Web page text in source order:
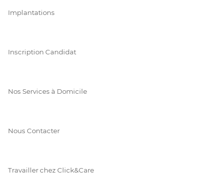
Implantations
Inscription Candidat
Nos Services à Domicile
Nous Contacter
Travailler chez Click&Care